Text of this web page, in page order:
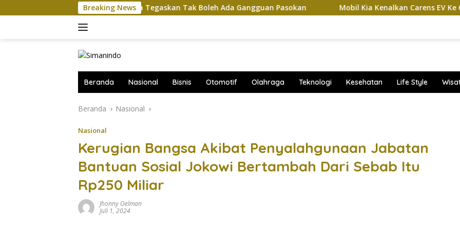
ke
Breaking News
Komut Pertamina Tegaskan Tak Boleh Ada Gangguan Pasokan Mobil Kia Kenalkan Carens EV Ke GIIAS 2026,
Beranda Nasional Bisnis Otomotif Olahraga Teknologi Kesehatan Life Style
Beranda Nasional
Nasional
Kerugian Bangsa Akibat Penyalahgunaan Jabatan
Bantuan Sosial Jokowi Bertambah Dari Sebab Itu
Rp250 Miliar
Jhonny Oelman
Juli 1, 2024